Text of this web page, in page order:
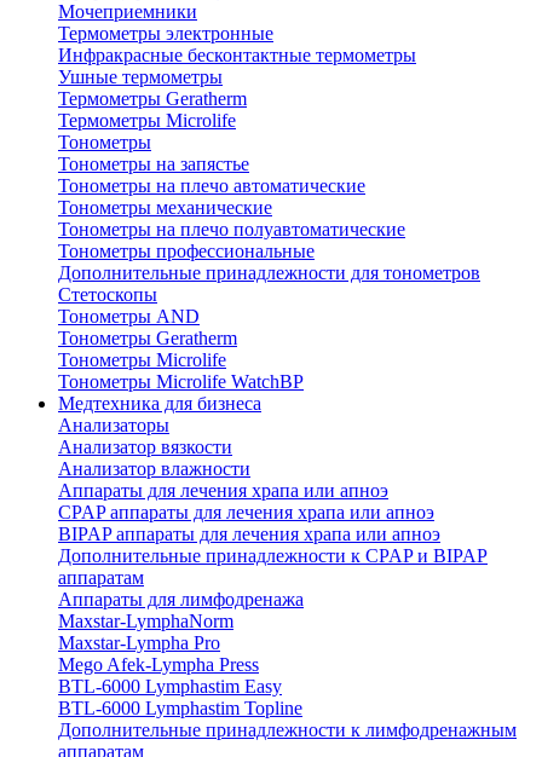
Мочеприемники
Термометры электронные
Инфракрасные бесконтактные термометры
Ушные термометры
Термометры Geratherm
Термометры Microlife
Тонометры
Тонометры на запястье
Тонометры на плечо автоматические
Тонометры механические
Тонометры на плечо полуавтоматические
Тонометры профессиональные
Дополнительные принадлежности для тонометров
Стетоскопы
Тонометры AND
Тонометры Geratherm
Тонометры Microlife
Тонометры Microlife WatchBP
Медтехника для бизнеса
Анализаторы
Анализатор вязкости
Анализатор влажности
Аппараты для лечения храпа или апноэ
CPAP аппараты для лечения храпа или апноэ
BIPAP аппараты для лечения храпа или апноэ
Дополнительные принадлежности к CPAP и BIPAP
аппаратам
Аппараты для лимфодренажа
Maxstar-LymphaNorm
Maxstar-Lympha Pro
Mego Afek-Lympha Press
BTL-6000 Lymphastim Easy
BTL-6000 Lymphastim Topline
Дополнительные принадлежности к лимфодренажным
аппаратам